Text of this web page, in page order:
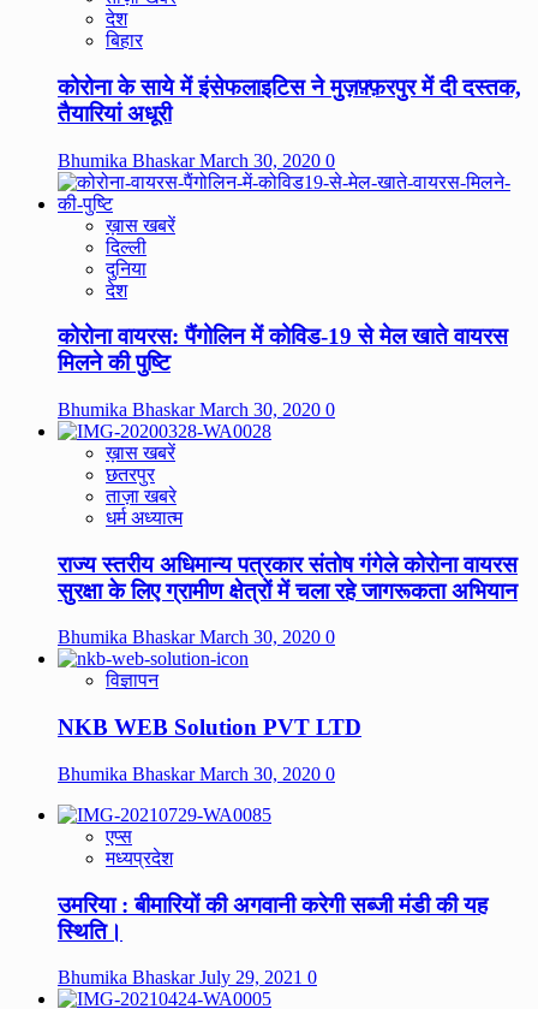
देश
बिहार
कोरोना के साये में इंसेफलाइटिस ने मुज़फ़्फ़रपुर में दी दस्तक,
तैयारियां अधूरी
Bhumika BhaskarMarch 30, 2020 0
ख़ास खबरें
दिल्ली
दुनिया
देश
कोरोना वायरस: पैंगोलिन में कोविड-19 से मेल खाते वायरस
मिलने की पुष्टि
Bhumika BhaskarMarch 30, 2020 0
ख़ास खबरें
छतरपुर
ताज़ा खबरे
धर्म अध्यात्म
राज्य स्तरीय अधिमान्य पत्रकार संतोष गंगेले कोरोना वायरस
सुरक्षा के लिए ग्रामीण क्षेत्रों में चला रहे जागरूकता अभियान
Bhumika BhaskarMarch 30, 2020 0
विज्ञापन
NKB WEB Solution PVT LTD
Bhumika BhaskarMarch 30, 2020 0
एप्स
मध्यप्रदेश
उमरिया : बीमारियों की अगवानी करेगी सब्जी मंडी की यह
स्थिति।
Bhumika BhaskarJuly 29, 2021 0